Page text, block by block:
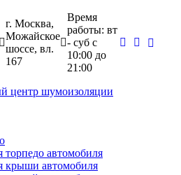
г. Москва,
Можайское
шоссе, вл.
167
Время
работы: вт
- суб c
10:00 до
21:00
центр шумоизоляции
автомобиля
крыши автомобиля